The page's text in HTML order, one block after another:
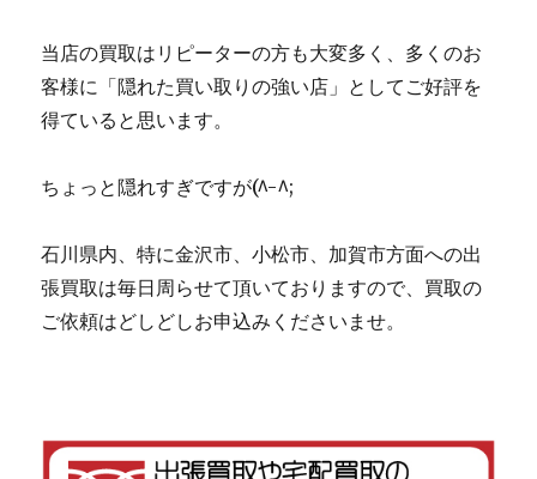
当店の買取はリピーターの方も大変多く、多くのお
客様に「隠れた買い取りの強い店」としてご好評を
得ていると思います。
ちょっと隠れすぎですが(^-^;
石川県内、特に金沢市、小松市、加賀市方面への出
張買取は毎日周らせて頂いておりますので、買取の
ご依頼はどしどしお申込みくださいませ。